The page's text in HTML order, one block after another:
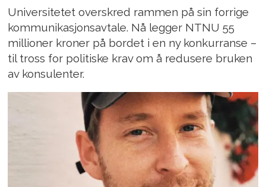
Universitetet overskred rammen på sin forrige
kommunikasjonsavtale. Nå legger NTNU 55
millioner kroner på bordet i en ny konkurranse –
til tross for politiske krav om å redusere bruken
av konsulenter.